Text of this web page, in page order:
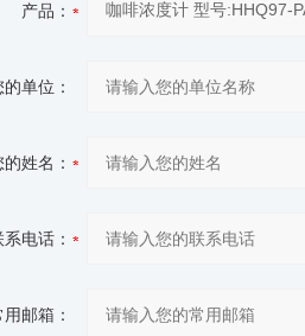
产品：
的单位：
的姓名：
系电话：
用邮箱：